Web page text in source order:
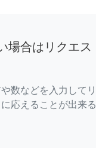
場合はリクエス
数などを入力してリ
応えることが出来る